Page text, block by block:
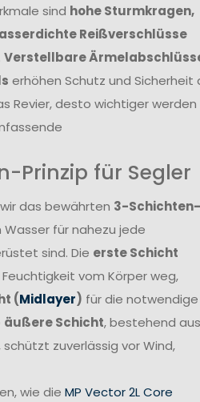
sind hohe Sturmkragen,
Reißverschlüsse
Verstellbare
erhöhen Schutz und Sicherheit
Revier, desto wichtiger werden
Prinzip für Segler
das bewährten 3-Schichten-
für nahezu jede
sind. Die erste Schicht
vom Körper weg,
(Midlayer) für die notwendige
äußere Schicht, bestehend aus
zuverlässig vor Wind,
wie die MP Vector 2L Core